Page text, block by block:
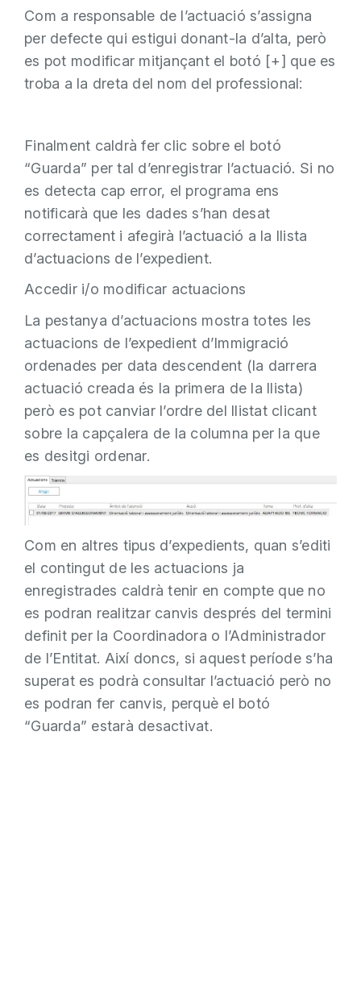
Com a responsable de l’actuació s’assigna
per defecte qui estigui donant-la d’alta, però
es pot modificar mitjançant el botó [+] que es
troba a la dreta del nom del professional:
Finalment caldrà fer clic sobre el botó
“Guarda” per tal d’enregistrar l’actuació. Si no
es detecta cap error, el programa ens
notificarà que les dades s’han desat
correctament i afegirà l’actuació a la llista
d’actuacions de l’expedient.
Accedir i/o modificar actuacions
La pestanya d’actuacions mostra totes les
actuacions de l’expedient d’Immigració
ordenades per data descendent (la darrera
actuació creada és la primera de la llista)
però es pot canviar l’ordre del llistat clicant
sobre la capçalera de la columna per la que
es desitgi ordenar.
Com en altres tipus d’expedients, quan s’editi
el contingut de les actuacions ja
enregistrades caldrà tenir en compte que no
es podran realitzar canvis després del termini
definit per la Coordinadora o l’Administrador
de l’Entitat. Així doncs, si aquest període s’ha
superat es podrà consultar l’actuació però no
es podran fer canvis, perquè el botó
“Guarda” estarà desactivat.